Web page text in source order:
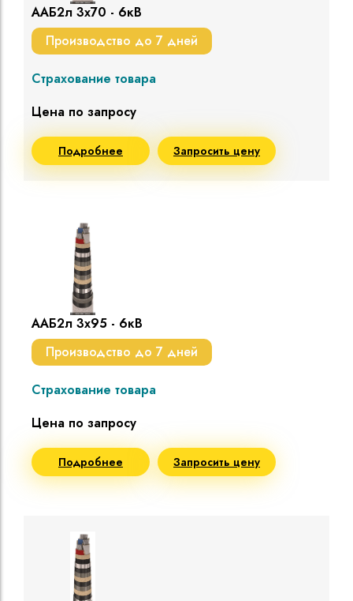
ААБ2л 3х70 - 6кВ
Производство до 7 дней
Страхование товара
Цена по запросу
Подробнее Запросить цену
ААБ2л 3х95 - 6кВ
Производство до 7 дней
Страхование товара
Цена по запросу
Подробнее Запросить цену